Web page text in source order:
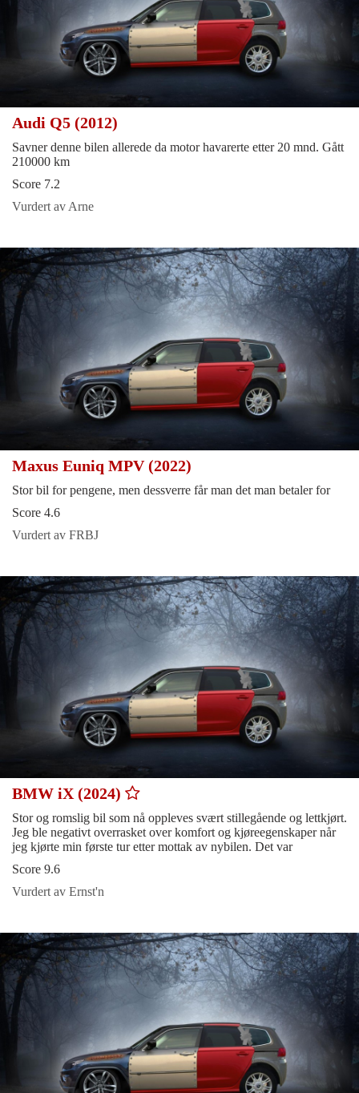
Audi Q5 (2012)
Savner denne bilen allerede da motor havarerte etter 20 mnd. Gått
210000 km
Score 7.2
Vurdert av Arne
Maxus Euniq MPV (2022)
Stor bil for pengene, men dessverre får man det man betaler for
Score 4.6
Vurdert av FRBJ
BMW iX (2024)
Stor og romslig bil som nå oppleves svært stillegående og lettkjørt.
Jeg ble negativt overrasket over komfort og kjøreegenskaper når
jeg kjørte min første tur etter mottak av nybilen. Det var
Score 9.6
Vurdert av Ernst'n